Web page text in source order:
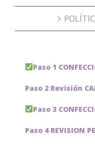
Paso 1
Paso 2 Revisión
Paso 3
Paso 4 REVISION